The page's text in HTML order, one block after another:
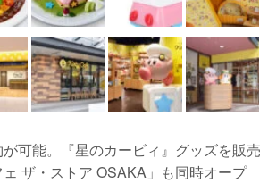
可能。『星のカービィ』グッズを販売
ザ・ストア OSAKA」も同時オープ